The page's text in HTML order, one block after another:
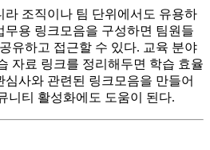
라 조직이나 팀 단위에서도 유용하
무용 링크모음을 구성하면 팀원들
유하고 접근할 수 있다. 교육 분야
자료 링크를 정리해두면 학습 효율
심사와 관련된 링크모음을 만들어
니티 활성화에도 도움이 된다.